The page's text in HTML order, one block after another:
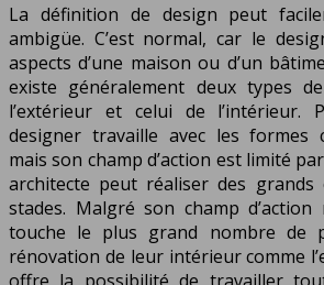
La définition de design peut
ambigüe. C’est normal, car le
aspects d’une maison ou d’un
existe généralement deux types
l’extérieur et celui de l’intérieur.
designer travaille avec les formes
mais son champ d’action est limité
architecte peut réaliser des grands
stades. Malgré son champ
touche le plus grand nombre de
rénovation de leur intérieur comme